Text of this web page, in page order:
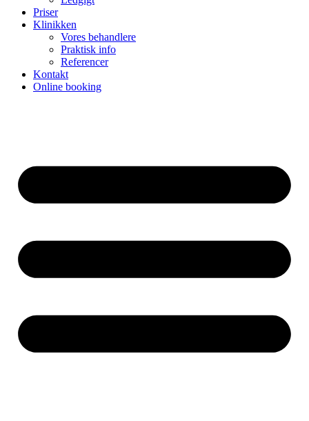
Priser
Klinikken
Vores behandlere
Praktisk info
Referencer
Kontakt
Online booking